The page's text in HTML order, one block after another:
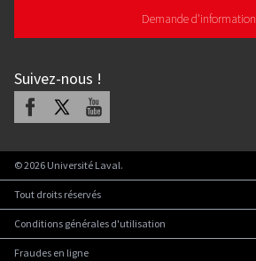
Demande d'information
Suivez-nous !
Facebook Youtube
©2026 Université Laval.
Tout droits réservés
Conditions générales d'utilisation
Fraudes en ligne